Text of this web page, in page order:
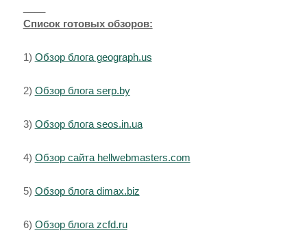
Список готовых обзоров:
1) Обзор блога geograph.us
2) Обзор блога serp.by
3) Обзор блога seos.in.ua
4) Обзор сайта hellwebmasters.com
5) Обзор блога dimax.biz
6) Обзор блога zcfd.ru